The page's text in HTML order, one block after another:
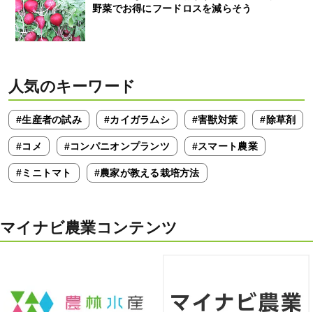
野菜でお得にフードロスを減らそう
人気のキーワード
#生産者の試み #カイガラムシ #害獣対策 #除草剤
#コメ #コンパニオンプランツ #スマート農業
#ミニトマト #農家が教える栽培方法
マイナビ農業コンテンツ